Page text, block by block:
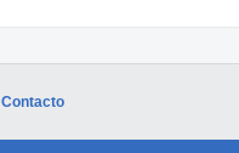
Contacto